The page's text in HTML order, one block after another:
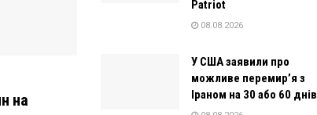
на
Patriot
08.08.2026
У США заявили про
можливе перемир’я з
Іраном на 30 або 60 днів